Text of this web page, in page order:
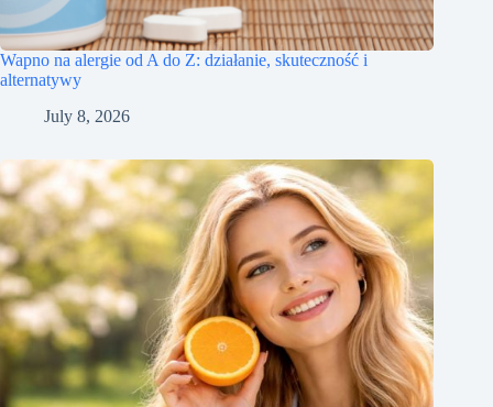
Wapno na alergie od A do Z: działanie, skuteczność i
alternatywy
July 8, 2026